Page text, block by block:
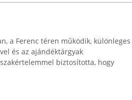
a Ferenc téren működik, különleges
és az ajándéktárgyak
biztosította, hogy